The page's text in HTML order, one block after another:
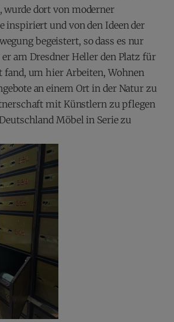
wurde dort von moderner
inspiriert und von den Ideen der
begeistert, so dass es nur
er am Dresdner Heller den Platz für
fand, um hier Arbeiten, Wohnen
an einem Ort in der Natur zu
mit Künstlern zu pflegen
Möbel in Serie zu